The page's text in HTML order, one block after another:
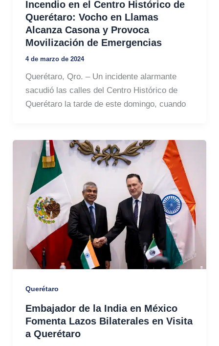
Incendio en el Centro Histórico de
Querétaro: Vocho en Llamas
Alcanza Casona y Provoca
Movilización de Emergencias
4 de marzo de 2024
Querétaro, Qro. – Un incidente alarmante
sacudió las calles del Centro Histórico de
Querétaro la tarde de este domingo, cuando
Querétaro
Embajador de la India en México
Fomenta Lazos Bilaterales en Visita
a Querétaro